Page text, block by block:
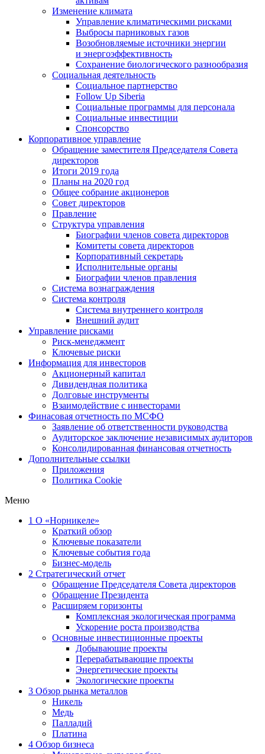
Изменение климата
Управление климатическими рисками
Выбросы парниковых газов
Возобновляемые источники энергии
и энергоэффективность
Сохранение биологического разнообразия
Социальная деятельность
Социальное партнерство
Follow Up Siberia
Социальные программы для персонала
Социальные инвестиции
Спонсорство
Корпоративное управление
Обращение заместителя Председателя Совета
директоров
Итоги 2019 года
Планы на 2020 год
Общее собрание акционеров
Совет директоров
Правление
Структура управления
Биографии членов совета директоров
Комитеты совета директоров
Корпоративный секретарь
Исполнительные органы
Биографии членов правления
Система вознаграждения
Система контроля
Система внутреннего контроля
Внешний аудит
Управление рисками
Риск-менеджмент
Ключевые риски
Информация для инвесторов
Акционерный капитал
Дивидендная политика
Долговые инструменты
Взаимодействие с инвеcторами
Финасовая отчетность по МСФО
Заявление об ответственности руководства
Аудиторское заключение независимых аудиторов
Консолидированная финансовая отчетность
Дополнительные ссылки
Приложения
Политика Cookie
Меню
1 О «Норникеле»
Краткий обзор
Ключевые показатели
Ключевые события года
Бизнес-модель
2 Стратегический отчет
Обращение Председателя Совета директоров
Обращение Президента
Расширяем горизонты
Комплексная экологическая программа
Ускорение роста производства
Основные инвестиционные проекты
Добывающие проекты
Перерабатывающие проекты
Энергетические проекты
Экологические проекты
3 Обзор рынка металлов
Никель
Медь
Палладий
Платина
4 Обзор бизнеса